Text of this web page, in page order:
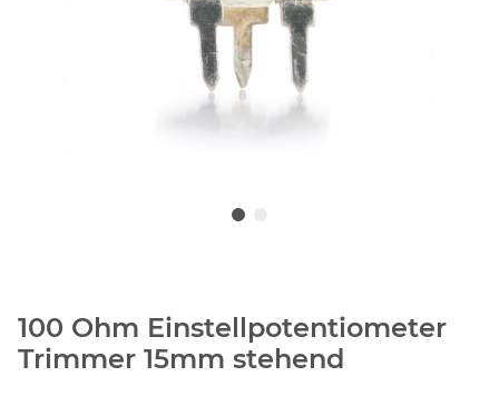
100 Ohm Einstellpotentiometer
Trimmer 15mm stehend